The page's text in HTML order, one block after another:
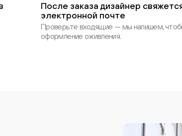
После заказа дизайнер
электронной почте
Проверьте входящие — мы напишем,
оформление оживления.